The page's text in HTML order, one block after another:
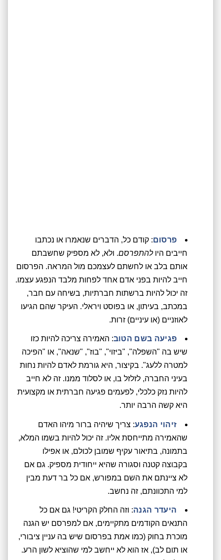
פרסום: קודם כל, הדברים שנאמרו או נכתבו
חייבים היולהתפרסם. ולא, לא מספיק שחשבתם
אותם בלב או לחשתם לעצמכם מול המראה. הפרסום
חייב להיות בפני אדם אחד לפחות מלבד הנפגע עצמו.
זה יכול להיות ברשתות חברתיות, בשיחה עם חבר,
במכתב, בעיתון, או בפוסט ויראלי. העיקר שהם הגיעו
לאוזניים (או עיניים) זרות.
פגיעה בשם הטוב: האמירה צריכה להיות כזו
שיש בה "השפלה", "ביזוי", "בוז", "שנאה", או "הפיכה
למטרה ללעג". בקיצור, היא גורמת לאדם להיות נחות
בעיני החברה, לזלזל בו, או לסלוד ממנו. זה לא חייב
להיות נזק כלכלי, לפעמים פגיעה חברתית או מקצועית
היא קשה הרבה יותר.
זיהוי הנפגע: צריך שיהיה ברור מיהו האדם
שהאמירה מתייחסת אליו. זה יכול להיות בשמו המלא,
בתמונה, בתיאור עקיף שמובן לכולם, או אפילו
בקבוצה קטנה וסגורה שהיא ייחודית מספיק. גם אם
לא ציינתם את השם במפורש, אם כל בר דעת מבין
למי התכוונתם, זה נחשב.
היעדר הגנה: וזה החלק הקריטי! גם אם כל
התנאים הקודמים מתקיימים, אם למפרסם יש הגנה
מוכרת בחוק (כמו אמת בפרסום שיש בה עניין ציבורי,
או תום לב), אז הוא לא ייחשב למי שהוציא לשון הרע.